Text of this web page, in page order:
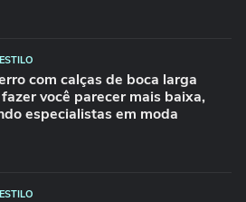
com calças de boca larga
você parecer mais baixa,
especialistas em moda